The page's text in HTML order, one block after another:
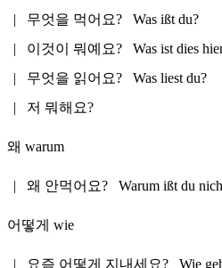
| 무엇을 먹어요?
Was ißt du?
|
이것이 뭐예요?
Was ist dies
|
무엇을 읽어요?
Was liest du?
|
저 뭐해요?
왜 warum
| 왜 안먹어요? Warum ißt du
어떻게 wie
| 요즘 어떻게 지내세요?
Wie